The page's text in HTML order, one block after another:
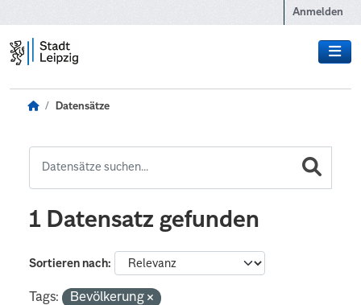
Anmelden
Datensätze
1 Datensatz gefunden
Sortieren nach
Tags:
Bevölkerung